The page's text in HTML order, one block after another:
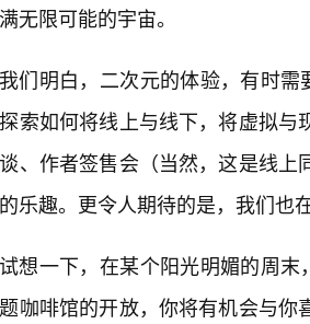
无限可能的宇宙。
我们明白，二次元的体验，有时需
索如何将线上与线下，将虚拟
、作者签售会（当然，这是线
乐趣。更令人期待的是，我们也
试想一下，在某个阳光明媚的周末
咖啡馆的开放，你将有机会与